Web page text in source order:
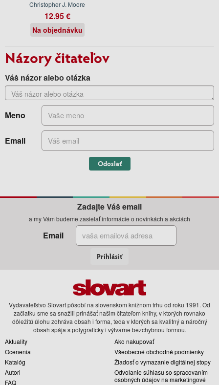
Christopher J. Moore
12.95 €
Na objednávku
Názory čitateľov
Váš názor alebo otázka
Meno
Email
Odoslať
Zadajte Váš email
a my Vám budeme zasielať informácie o novinkách a akciách
Email
Prihlásiť
Vydavateľstvo Slovart pôsobí na slovenskom knižnom trhu od roku 1991. Od
začiatku sme sa snažili prinášať našim čitateľom knihy, v ktorých rovnako
dôležitú úlohu zohráva obsah i forma, teda v ktorých sa kvalitný a náročný
obsah spája s polygraficky i výtvarne bezchybnou formou.
Aktuality
Ocenenia
Katalóg
Autori
FAQ
Ako nakupovať
Všeobecné obchodné podmienky
Žiadosť o vymazanie digitálnej stopy
Odvolanie súhlasu so spracovaním
osobných údajov na marketingové